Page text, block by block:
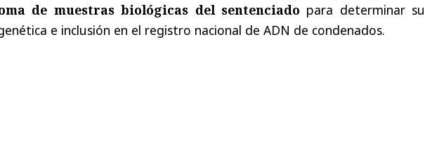
de muestras biológicas del sentenciado para determinar su
e inclusión en el registro nacional de ADN de condenados.